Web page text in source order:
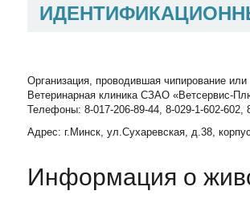
Организация, проводившая чипирование
Ветеринарная клиника СЗАО «Ветсервис-
Телефоны: 8-017-206-89-44, 8-029-1-602-602,
Адрес: г.Минск, ул.Сухаревская, д.38,
Информация о